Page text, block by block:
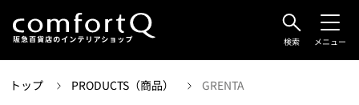
検索 メニュー
トップ PRODUCTS（商品） GRENTA